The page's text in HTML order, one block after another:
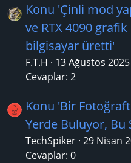
Konu 'Çinli mod
ve RTX 4090
bilgisayar üretti'
F.T.H
13 Ağustos 2025
Cevaplar: 2
Konu 'Bir
Yerde Buluyor, Bu
TechSpiker 29 Nisan
Cevaplar: 0